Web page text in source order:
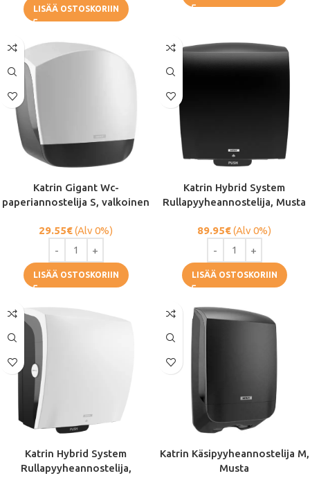
LISÄÄ OSTOSKORIIN
Katrin Gigant Wc-
paperiannostelija S, valkoinen
29.55€(Alv 0%)
LISÄÄ OSTOSKORIIN
Katrin Hybrid System
Rullapyyheannostelija, Musta
89.95€(Alv 0%)
LISÄÄ OSTOSKORIIN
Katrin Hybrid System
Rullapyyheannostelija,
Katrin Käsipyyheannostelija M,
Musta